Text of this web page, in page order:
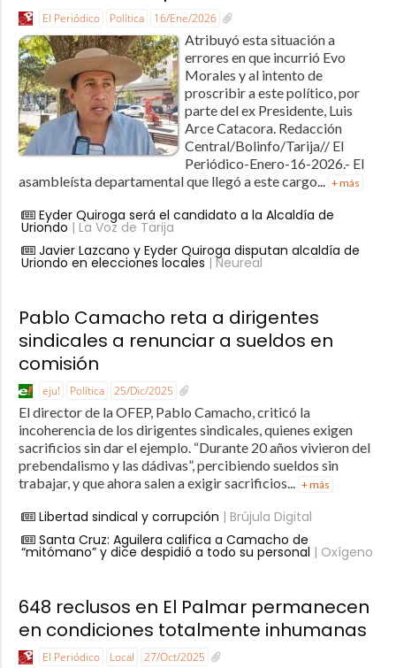
El Periódico Política 16/Ene/2026
Atribuyó esta situación a
errores en que incurrió Evo
Morales y al intento de
proscribir a este político, por
parte del ex Presidente, Luis
Arce Catacora. Redacción
Central/Bolinfo/Tarija// El
Periódico-Enero-16-2026.- El
asambleísta departamental que llegó a este cargo... + más
Eyder Quiroga será el candidato a la Alcaldía de
Uriondo | La Voz de Tarija
Javier Lazcano y Eyder Quiroga disputan alcaldía de
Uriondo en elecciones locales | Neureal
Pablo Camacho reta a dirigentes
sindicales a renunciar a sueldos en
comisión
eju! Política 25/Dic/2025
El director de la OFEP, Pablo Camacho, criticó la
incoherencia de los dirigentes sindicales, quienes exigen
sacrificios sin dar el ejemplo. “Durante 20 años vivieron del
prebendalismo y las dádivas”, percibiendo sueldos sin
trabajar, y que ahora salen a exigir sacrificios... + más
Libertad sindical y corrupción | Brújula Digital
Santa Cruz: Aguilera califica a Camacho de
“mitómano” y dice despidió a todo su personal | Oxígeno
648 reclusos en El Palmar permanecen
en condiciones totalmente inhumanas
El Periódico Local 27/Oct/2025